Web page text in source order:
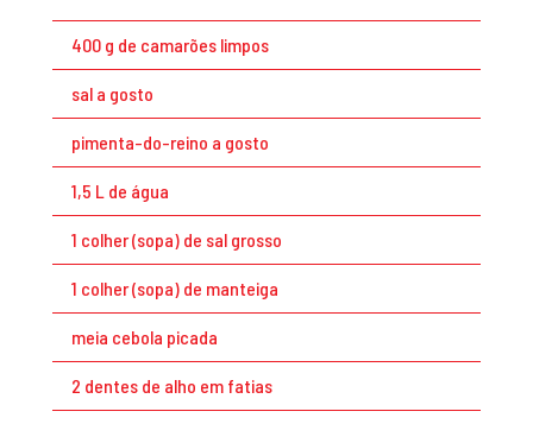
400 g de camarões limpos
sal a gosto
pimenta-do-reino a gosto
1,5 L de água
1 colher (sopa) de sal grosso
1 colher (sopa) de manteiga
meia cebola picada
2 dentes de alho em fatias